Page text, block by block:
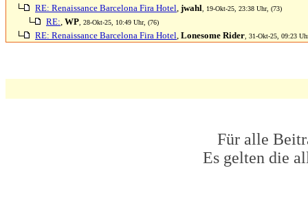
RE: Renaissance Barcelona Fira Hotel, jwahl , 19-Okt-25, 23:38 Uhr, (73)
RE:, WP , 28-Okt-25, 10:49 Uhr, (76)
RE: Renaissance Barcelona Fira Hotel, Lonesome Rider , 31-Okt-25, 09:23
Für alle
Es gelten die